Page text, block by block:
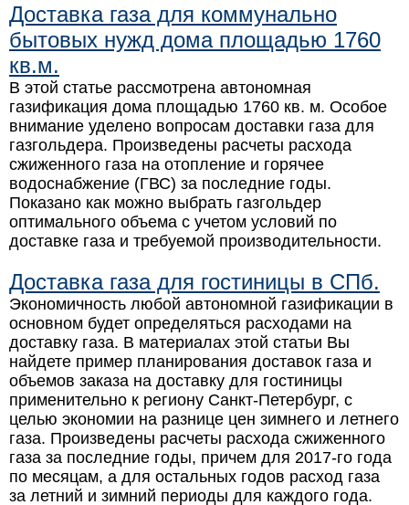
Доставка газа для коммунально
бытовых нужд дома площадью 1760
кв.м.
В этой статье рассмотрена автономная
газификация дома площадью 1760 кв. м. Особое
внимание уделено вопросам доставки газа для
газгольдера. Произведены расчеты расхода
сжиженного газа на отопление и горячее
водоснабжение (ГВС) за последние годы.
Показано как можно выбрать газгольдер
оптимального объема с учетом условий по
доставке газа и требуемой производительности.
Доставка газа для гостиницы в СПб.
Экономичность любой автономной газификации в
основном будет определяться расходами на
доставку газа. В материалах этой статьи Вы
найдете пример планирования доставок газа и
объемов заказа на доставку для гостиницы
применительно к региону Санкт-Петербург, с
целью экономии на разнице цен зимнего и летнего
газа. Произведены расчеты расхода сжиженного
газа за последние годы, причем для 2017-го года
по месяцам, а для остальных годов расход газа
за летний и зимний периоды для каждого года.